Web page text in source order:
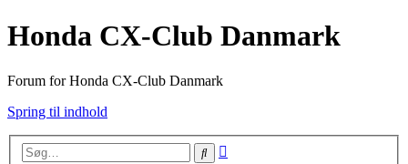
Honda CX-Club Danmark
Forum for Honda CX-Club Danmark
Spring til indhold
Søg